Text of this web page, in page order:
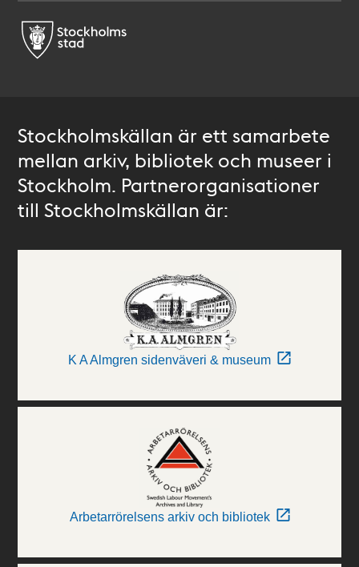
Stockholmskällan är ett samarbete
mellan arkiv, bibliotek och museer i
Stockholm. Partnerorganisationer
till Stockholmskällan är:
K A Almgren sidenväveri & museum
Arbetarrörelsens arkiv och bibliotek